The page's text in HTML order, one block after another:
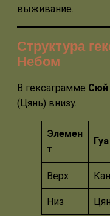
выживание.
Структура
Небом
В гексаграмме Сюй
(Цянь) внизу.
Элемен
т
Гуа
Верх
Низ